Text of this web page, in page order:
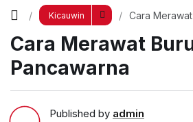
Kicauwin
Cara
Cara Merawat
Pancawarna
Published by admin